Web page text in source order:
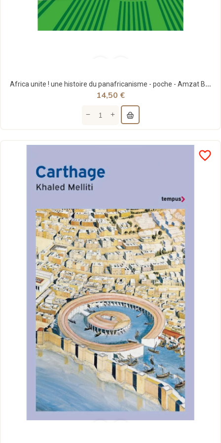
Africa unite ! une histoire du panafricanisme - poche - Amzat Boukari-yabara - La découverte
14,50 €
favorite_border